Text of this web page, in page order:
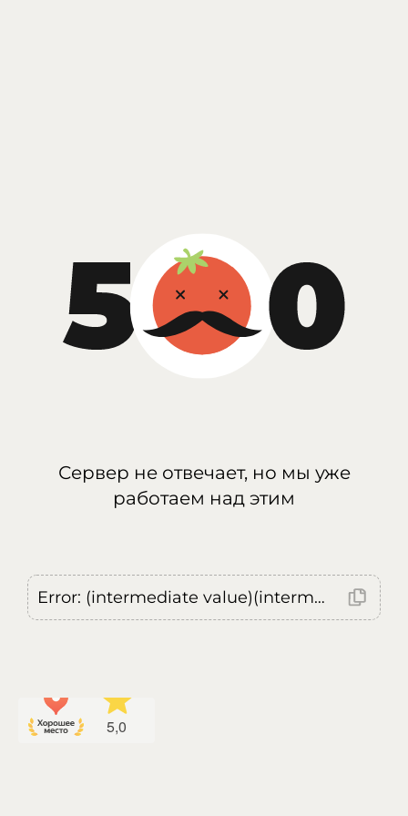
Сервер не отвечает, но мы уже
работаем над этим
Error: (intermediate value)(intermediate value)(intermediate value).replaceAll is not a function